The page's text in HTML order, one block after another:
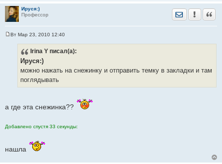
н
и
е
Ируся:)
Профессор
Отправить
Вт Мар 23, 2010 12:40
Irina Y писал(а):
Ируся:)
можно нажать на снежинку и отправить темку в закладки и там
поглядывать
а где эта снежинка??
Добавлено спустя 33 секунды:
нашла